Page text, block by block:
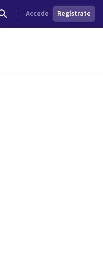
Accede Regístrate